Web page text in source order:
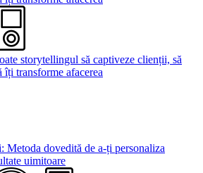
storytellingul să captiveze clienții, să
transforme afacerea